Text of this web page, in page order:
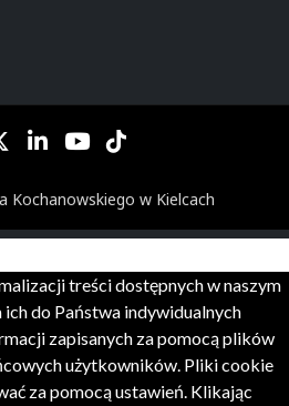
Kochanowskiego w Kielcach
treści dostępnych w naszym
do Państwa indywidualnych
zapisanych za pomocą plików
użytkowników. Pliki cookie
za pomocą ustawień. Klikając